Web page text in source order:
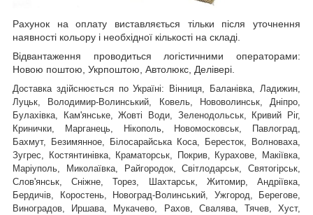
Рахунок на оплату виставляється тільки після уточнення
наявності кольору і необхідної кількості на складі.
Відвантаження проводиться логістичними операторами:
Новою поштою, Укрпоштою, Автолюкс, Делівері.
Доставка здійснюється по Україні: Вінниця, Баланівка, Ладижин,
Луцьк, Володимир-Волинський, Ковель, Нововолинськ, Дніпро,
Булахівка, Кам'янське, Жовті Води, Зеленодольськ, Кривий Ріг,
Кринички, Марганець, Нікополь, Новомосковськ, Павлоград,
Бахмут, Безимянное, Білосарайська Коса, Бересток, Волноваха,
Зугрес, Костянтинівка, Краматорськ, Покрив, Курахове, Макіївка,
Маріуполь, Миколаївка, Райгородок, Світлодарськ, Святогірськ,
Слов'янськ, Сніжне, Торез, Шахтарськ, Житомир, Андріївка,
Бердичів, Коростень, Новоград-Волинський, Ужгород, Берегове,
Виноградов, Иршава, Мукачево, Рахов, Свалява, Тячев, Хуст,